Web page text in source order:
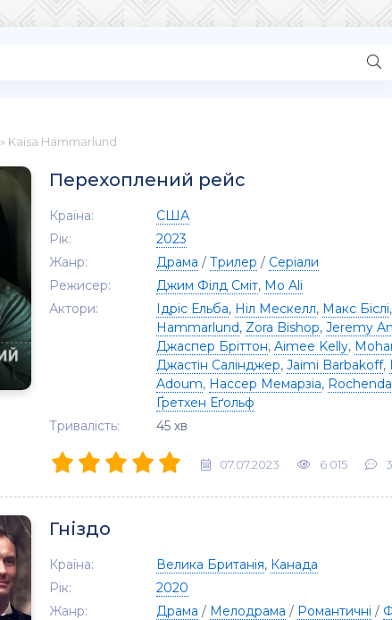
» Kaisa Hammarlund
Перехоплений рейс
Країна:
США
Рік:
2023
Жанр:
Драма / Трилер / Серіали
Режисер:
Джим Філд Сміт, Mo Ali
Актори:
Ідріс Ельба, Ніл Мескелл, Макс Біслі,
Hammarlund, Zora Bishop, Jeremy
Джаспер Бріттон, Aimee Kelly,
Джастін Салінджер, Jaimi Barbakoff,
Adoum, Нассер Мемарзіа,
Ґретхен Еґольф
Тривалість:
45 хв
07.07.2023 6 015 3
Гніздо
Країна: Велика Британія, Канада
Рік:
2020
Жанр:
Драма / Мелодрама / Романтичні /